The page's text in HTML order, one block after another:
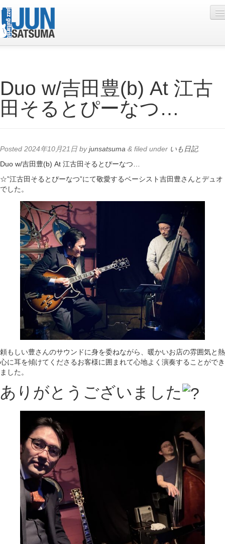
Live Schedule
Discography
Contact
YouTube
Online Lesson
Duo w/吉田豊(b) At 江古
田そるとぴーなつ…
Posted 2024年10月21日 byjunsatsuma & filed under いも日記.
Duo w/吉田豊(b) At 江古田そるとぴーなつ…
☆”江古田そるとぴーなつ”にて敬愛するベーシスト吉田豊さんとデュオ
でした。
頼もしい豊さんのサウンドに身を委ねながら、暖かいお店の雰囲気と熱
心に耳を傾けてくださるお客様に囲まれて心地よく演奏することができ
ました。
ありがとうございました